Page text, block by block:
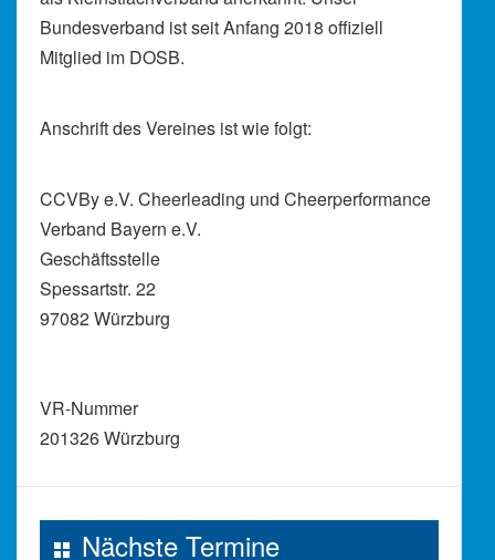
Bundesverband ist seit Anfang 2018 offiziell
Mitglied im DOSB.
Anschrift des Vereines ist wie folgt:
CCVBy e.V. Cheerleading und Cheerperformance
Verband Bayern e.V.
Geschäftsstelle
Spessartstr. 22
97082 Würzburg
VR-Nummer
201326 Würzburg
Nächste Termine